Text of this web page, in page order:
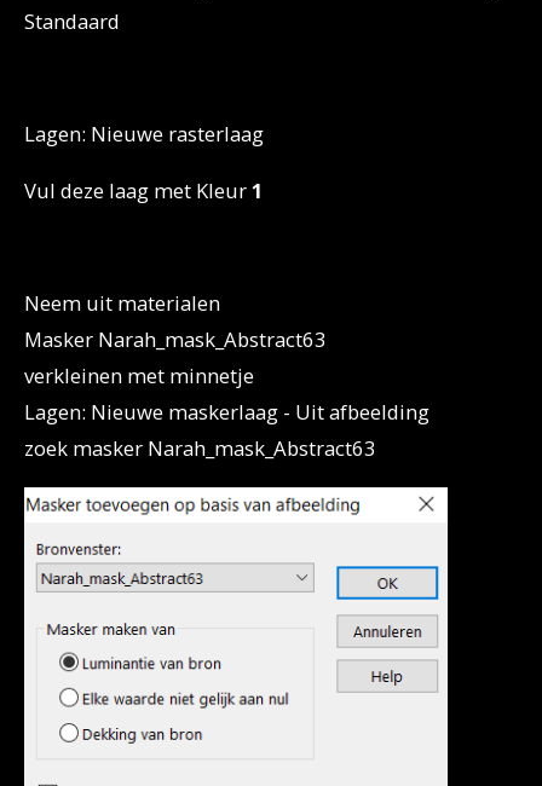
Standaard
Lagen: Nieuwe rasterlaag
Vul deze laag met Kleur1
Neem uit materialen
Masker Narah_mask_Abstract63
verkleinen met minnetje
Lagen: Nieuwe maskerlaag - Uit afbeelding
zoek masker Narah_mask_Abstract63